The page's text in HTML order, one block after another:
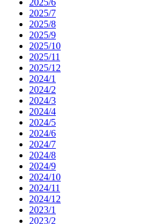
2025/7
2025/8
2025/9
2025/10
2025/11
2025/12
2024/1
2024/2
2024/3
2024/4
2024/5
2024/6
2024/7
2024/8
2024/9
2024/10
2024/11
2024/12
2023/1
2023/2